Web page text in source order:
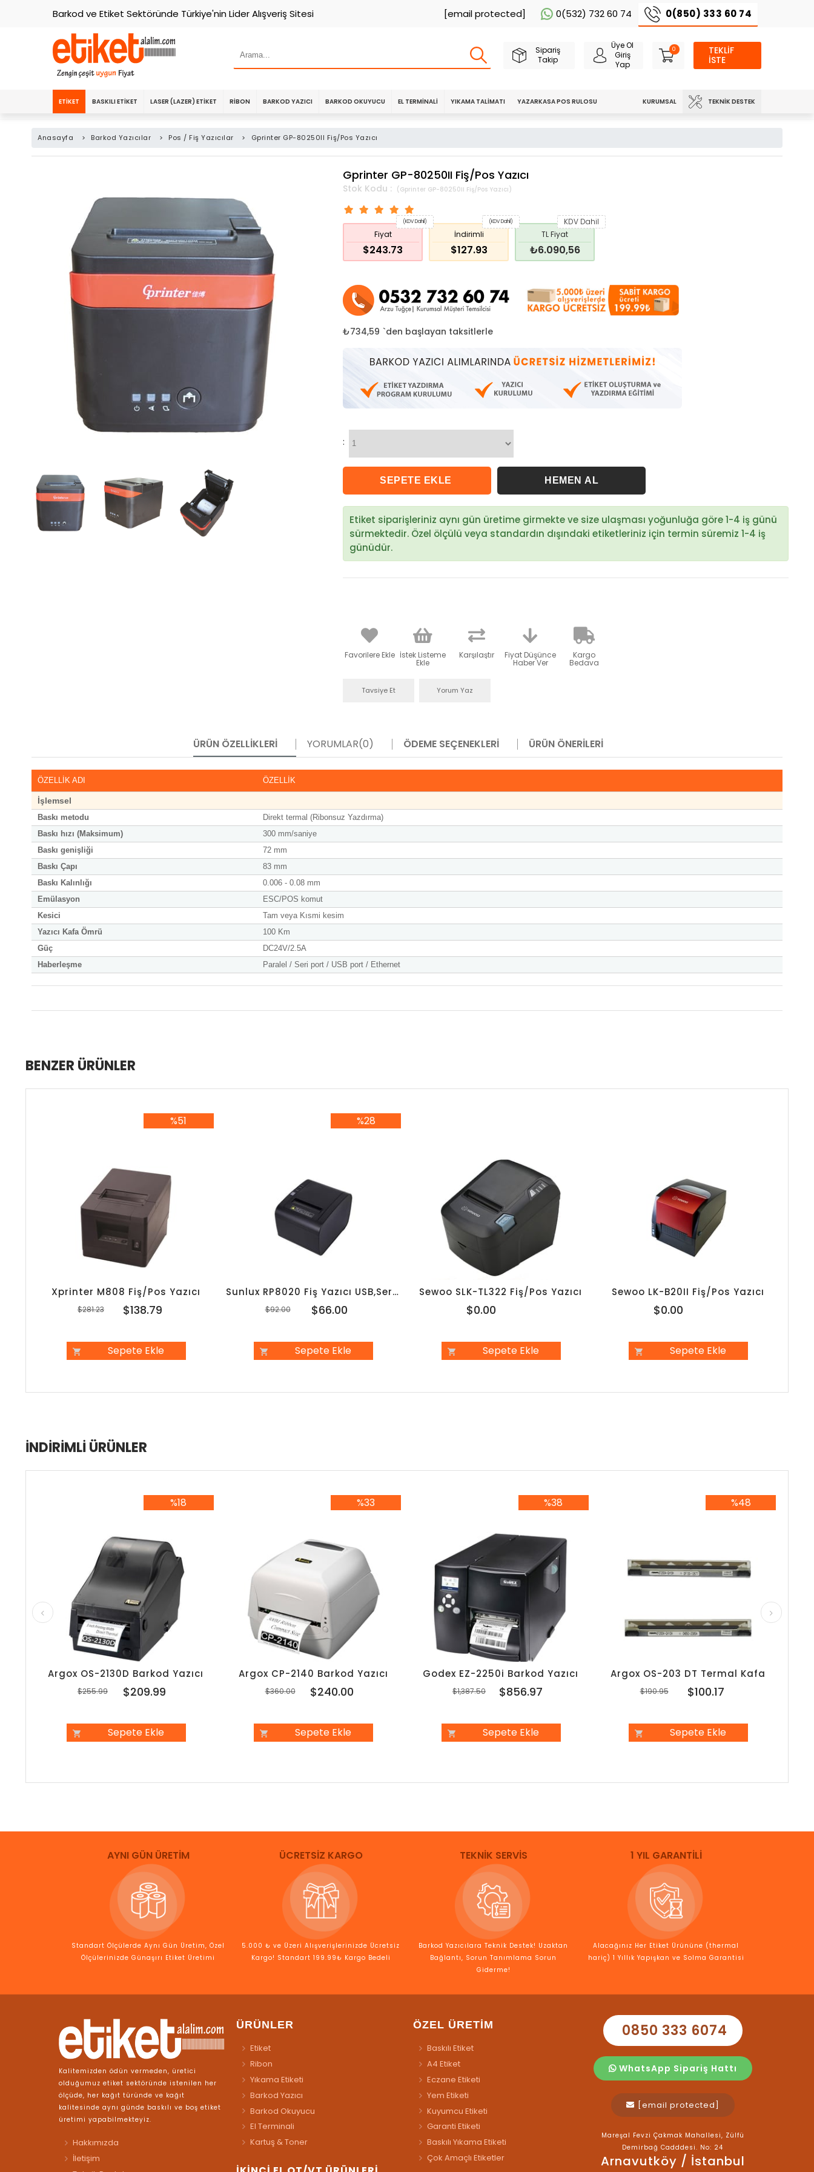
Barkod ve Etiket Sektöründe Türkiye'nin Lider Alışveriş Sitesi [email protected] 0(532) 732 60 74 0(850) 333 60 74
Sipariş
Takip
Üye Ol
Giriş
Yap
0
TEKLİF
İSTE
ETIKET BASKILI ETIKET LASER (LAZER) ETIKET RIBON BARKOD YAZICI BARKOD OKUYUCU EL TERMINALI YIKAMA TALIMATI YAZARKASA POS RULOSU KURUMSAL TEKNIK DESTEK
Anasayfa > Barkod Yazıcılar > Pos / Fiş Yazıcılar > Gprinter GP-80250II Fiş/Pos Yazıcı
Gprinter GP-80250II Fiş/Pos Yazıcı
(Gprinter GP-80250II Fiş/Pos Yazıcı)
Fiyat
$243.73
(KDV Dahil)
İndirimli
$127.93
(KDV Dahil)
TL Fiyat
₺6.090,56
KDV Dahil
₺734,59 `den başlayan taksitlerle
:
Etiket siparişleriniz aynı gün üretime girmekte ve size ulaşması yoğunluğa göre 1-4 iş günü
sürmektedir. Özel ölçülü veya standardın dışındaki etiketleriniz için termin süremiz 1-4 iş
günüdür.
Favorilere Ekle İstek Listeme
Ekle
Karşılaştır Fiyat Düşünce
Haber Ver
Kargo
Bedava
Tavsiye Et Yorum Yaz
ÜRÜN ÖZELLIKLERI YORUMLAR(0) ÖDEME SEÇENEKLERI ÜRÜN ÖNERILERI
ÖZELLİK ADI ÖZELLİK
İşlemsel
Baskı metodu
Direkt termal (Ribonsuz Yazdırma)
Baskı hızı (Maksimum)
300 mm/saniye
Baskı genişliği
72 mm
Baskı Çapı
83 mm
Baskı Kalınlığı
0.006 - 0.08 mm
Emülasyon
ESC/POS komut
Kesici
Tam veya Kısmi kesim
Yazıcı Kafa Ömrü
100 Km
Güç
DC24V/2.5A
Haberleşme
Paralel / Seri port / USB port / Ethernet
BENZER ÜRÜNLER
Xprinter M808 Fiş/Pos Yazıcı
$138.79
$281.23
Sepete Ekle
%51
Sunlux RP8020 Fiş Yazıcı USB,Seri,Ethernet Bağlantılı
$66.00
$92.00
Sepete Ekle
%28
Sewoo SLK-TL322 Fiş/Pos Yazıcı
$0.00
Sepete Ekle
Sewoo LK-B20II Fiş/Pos Yazıcı
$0.00
Sepete Ekle
İNDIRIMLI ÜRÜNLER
Argox OS-2130D Barkod Yazıcı
$209.99
$255.99
Sepete Ekle
%18
Argox CP-2140 Barkod Yazıcı
$240.00
$360.00
Sepete Ekle
%33
Godex EZ-2250i Barkod Yazıcı
$856.97
$1,387.50
Sepete Ekle
%38
Argox OS-203 DT Termal Kafa
$100.17
$190.95
Sepete Ekle
%48
AYNI GÜN ÜRETİM
Standart Ölçülerde Aynı Gün Üretim, Özel
Ölçülerinizde Günaşırı Etiket Üretimi
ÜCRETSİZ KARGO
5.000 ₺ ve Üzeri Alışverişlerinizde Ücretsiz
Kargo! Standart 199.99₺ Kargo Bedeli
TEKNİK SERVİS
Barkod Yazıcılara Teknik Destek! Uzaktan
Bağlantı, Sorun Tanımlama Sorun
Giderme!
1 YIL GARANTİLİ
Alacağınız Her Etiket Ürününe (thermal
hariç) 1 Yıllık Yapışkan ve Solma Garantisi
Kalitemizden ödün vermeden, üretici
olduğumuz etiket sektöründe istenilen her
ölçüde, her kağıt türünde ve kağıt
kalitesinde aynı günde baskılı ve boş etiket
üretimi yapabilmekteyiz.
Hakkımızda
İletişim
ÜRÜNLER
Etiket
Ribon
Yıkama Etiketi
Barkod Yazıcı
Barkod Okuyucu
El Terminali
Kartuş & Toner
ÖZEL ÜRETİM
Baskılı Etiket
A4 Etiket
Eczane Etiketi
Yem Etiketi
Kuyumcu Etiketi
Garanti Etiketi
Baskılı Yıkama Etiketi
Çok Amaçlı Etiketler
0850 333 6074
WhatsApp Sipariş Hattı
[email protected]
Mareşal Fevzi Çakmak Mahallesi, Zülfü
Demirbağ Cadddesi. No: 24
Arnavutköy / İstanbul